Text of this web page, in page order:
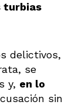
turbias
delictivos,
se
y, en lo
sin